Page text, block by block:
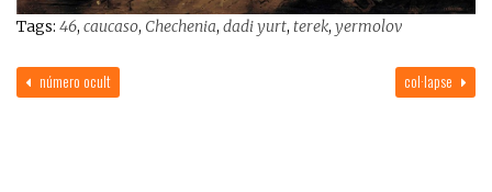
Tags: 46, caucaso, Chechenia, dadi yurt, terek, yermolov
col·lapse
número ocult